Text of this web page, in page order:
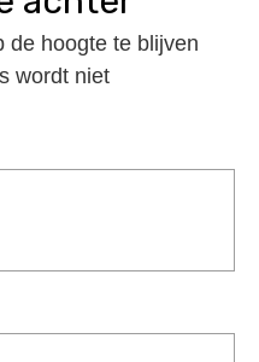
de hoogte te blijven
wordt niet